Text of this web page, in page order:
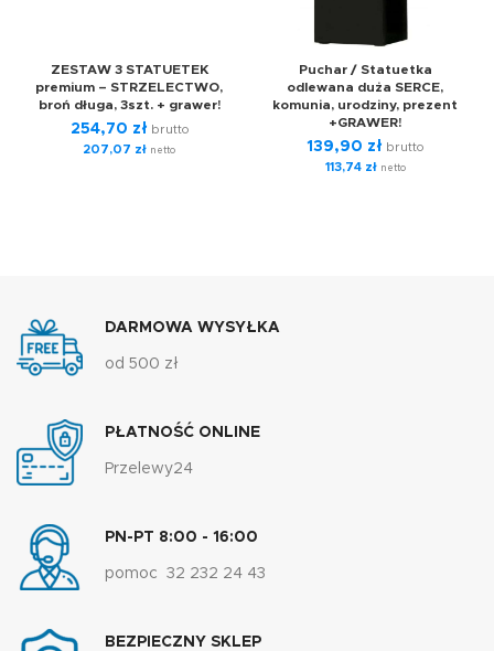
ZESTAW 3 STATUETEK
premium – STRZELECTWO,
broń długa, 3szt. + grawer!
254,70 zł brutto
207,07 zł netto
Puchar / Statuetka
odlewana duża SERCE,
komunia, urodziny, prezent
+GRAWER!
139,90 zł brutto
113,74 złnetto
DARMOWA WYSYŁKA
od 500 zł
PŁATNOŚĆ ONLINE
Przelewy24
PN-PT 8:00 - 16:00
pomoc 32 232 24 43
BEZPIECZNY SKLEP